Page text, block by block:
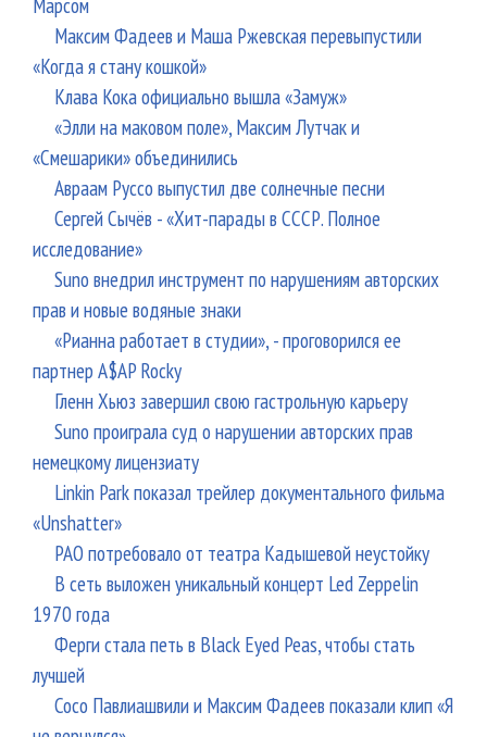
Максим Фадеев и Маша Ржевская перевыпустили
«Когда я стану кошкой»
Клава Кока официально вышла «Замуж»
«Элли на маковом поле», Максим Лутчак и
«Смешарики» объединились
Авраам Руссо выпустил две солнечные песни
Сергей Сычёв - «Хит-парады в СССР. Полное
исследование»
Suno внедрил инструмент по нарушениям авторских
прав и новые водяные знаки
«Рианна работает в студии», - проговорился ее
партнер A$AP Rocky
Гленн Хьюз завершил свою гастрольную карьеру
Suno проиграла суд о нарушении авторских прав
немецкому лицензиату
Linkin Park показал трейлер документального фильма
«Unshatter»
РАО потребовало от театра Кадышевой неустойку
В сеть выложен уникальный концерт Led Zeppelin
1970 года
Ферги стала петь в Black Eyed Peas, чтобы стать
лучшей
Сосо Павлиашвили и Максим Фадеев показали клип «Я